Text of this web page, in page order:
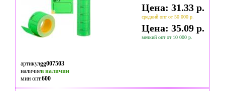
Цена: 31.33 р.
средний опт от 50 000 р.
Цена: 35.09 р.
мелкий опт от 10 000 р.
артикулgg007503
наличиев наличии
мин опт.600